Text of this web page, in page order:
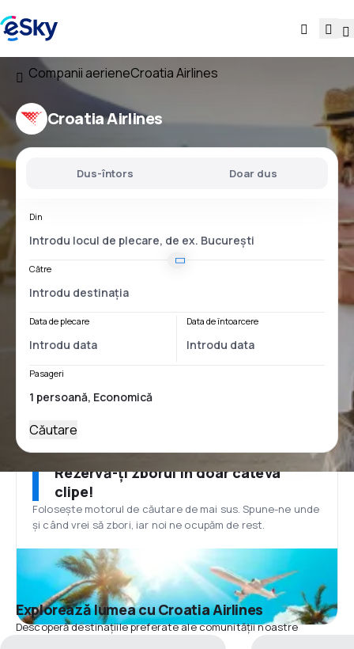
Companii aerieneCroatia Airlines
Croatia Airlines
Dus-întors Doar dus
Din
Către
Data de plecare Data de întoarcere
Pasageri
Căutare
Rezervă-ți zborul în doar câteva
clipe!
Folosește motorul de căutare de mai sus. Spune-ne unde
și când vrei să zbori, iar noi ne ocupăm de rest.
Explorează lumea cu Croatia Airlines
Descoperă destinațiile preferate ale comunității noastre